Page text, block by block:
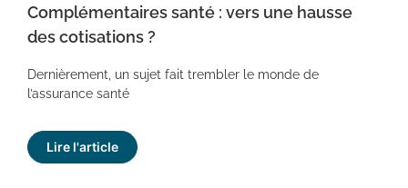
Complémentaires santé : vers une hausse
des cotisations ?
Dernièrement, un sujet fait trembler le monde de
l’assurance santé
Lire l'article